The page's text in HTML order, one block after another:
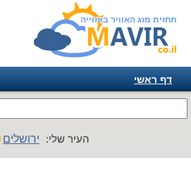
תחזית מזג האוויר באזוייה
דף ראשי
אמריקה
העיר שלי: ירושלים